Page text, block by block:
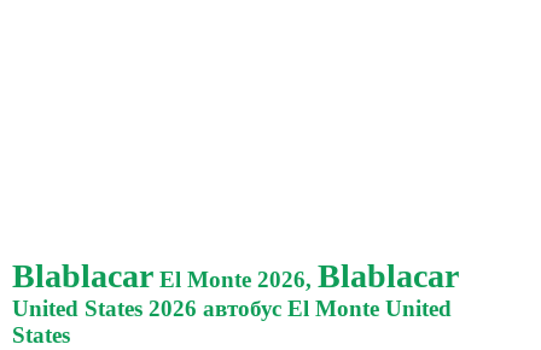
Blablacar El Monte 2026, Blablacar
United States 2026 автобус El Monte United
States